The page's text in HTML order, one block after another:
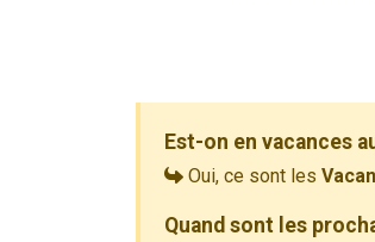
Est-on en vacances
Oui, ce sont les
Quand sont les